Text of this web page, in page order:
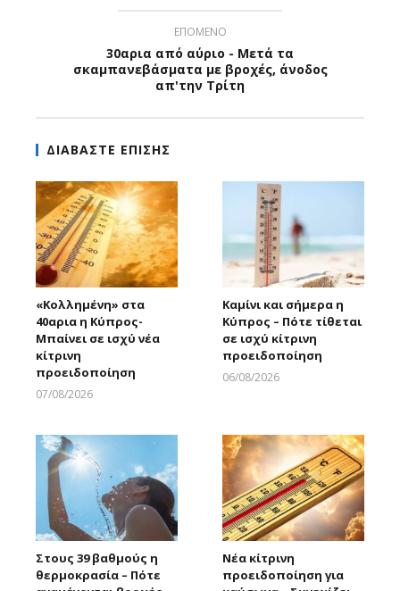
ΕΠΟΜΕΝΟ
30αρια από αύριο - Μετά τα
σκαμπανεβάσματα με βροχές, άνοδος
απ'την Τρίτη
ΔΙΑΒΑΣΤΕ ΕΠΙΣΗΣ
«Κολλημένη» στα
40αρια η Κύπρος-
Μπαίνει σε ισχύ νέα
κίτρινη
προειδοποίηση
07/08/2026
Καμίνι και σήμερα η
Κύπρος – Πότε τίθεται
σε ισχύ κίτρινη
προειδοποίηση
06/08/2026
Στους 39 βαθμούς η
θερμοκρασία – Πότε
Νέα κίτρινη
προειδοποίηση για